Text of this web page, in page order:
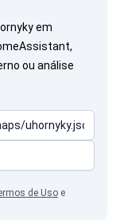
em
ou análise
de Uso e